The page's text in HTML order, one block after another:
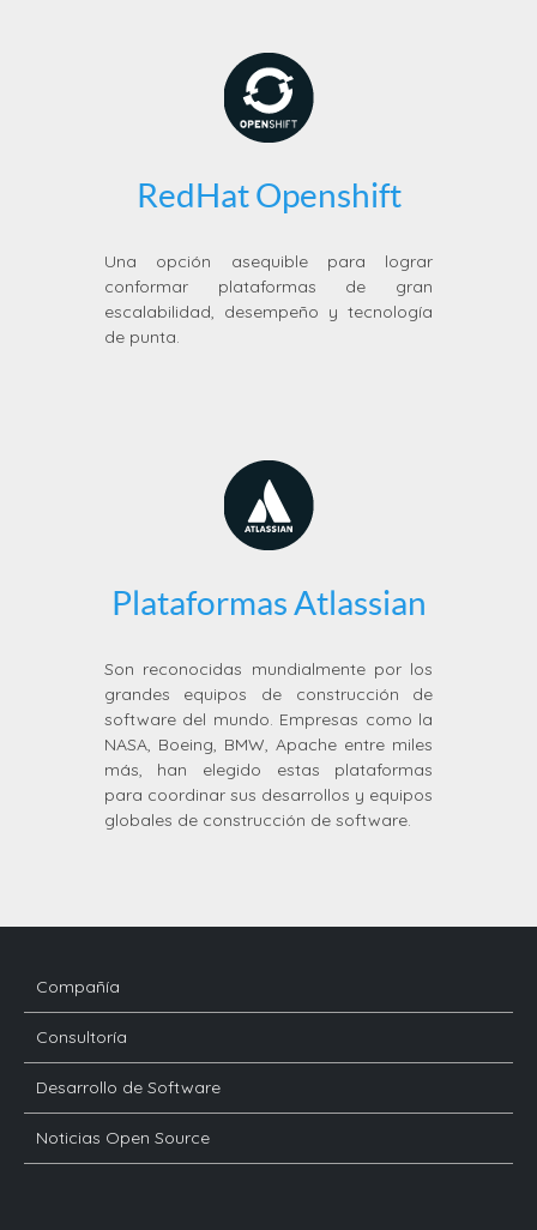
RedHat Openshift
Una opción asequible para lograr
conformar plataformas de gran
escalabilidad, desempeño y tecnología
de punta.
Plataformas Atlassian
Son reconocidas mundialmente por los
grandes equipos de construcción de
software del mundo. Empresas como la
NASA, Boeing, BMW, Apache entre miles
más, han elegido estas plataformas
para coordinar sus desarrollos y equipos
globales de construcción de software.
Compañía
Consultoría
Desarrollo de Software
Noticias Open Source